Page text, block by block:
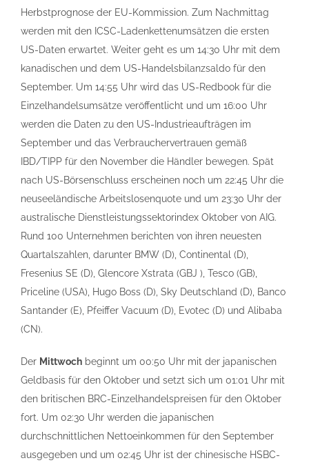
Herbstprognose der EU-Kommission. Zum Nachmittag
werden mit den ICSC-Ladenkettenumsätzen die ersten
US-Daten erwartet. Weiter geht es um 14:30 Uhr mit dem
kanadischen und dem US-Handelsbilanzsaldo für den
September. Um 14:55 Uhr wird das US-Redbook für die
Einzelhandelsumsätze veröffentlicht und um 16:00 Uhr
werden die Daten zu den US-Industrieaufträgen im
September und das Verbrauchervertrauen gemäß
IBD/TIPP für den November die Händler bewegen. Spät
nach US-Börsenschluss erscheinen noch um 22:45 Uhr die
neuseeländische Arbeitslosenquote und um 23:30 Uhr der
australische Dienstleistungssektorindex Oktober von AIG.
Rund 100 Unternehmen berichten von ihren neuesten
Quartalszahlen, darunter BMW (D), Continental (D),
Fresenius SE (D), Glencore Xstrata (GBJ ), Tesco (GB),
Priceline (USA), Hugo Boss (D), Sky Deutschland (D), Banco
Santander (E), Pfeiffer Vacuum (D), Evotec (D) und Alibaba
(CN).
Der Mittwoch beginnt um 00:50 Uhr mit der japanischen
Geldbasis für den Oktober und setzt sich um 01:01 Uhr mit
den britischen BRC-Einzelhandelspreisen für den Oktober
fort. Um 02:30 Uhr werden die japanischen
durchschnittlichen Nettoeinkommen für den September
ausgegeben und um 02:45 Uhr ist der chinesische HSBC-